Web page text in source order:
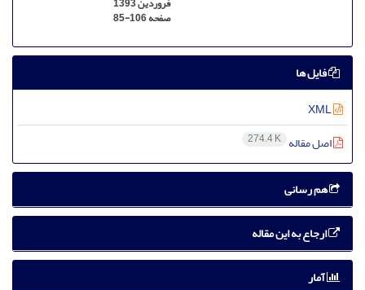
صفحه85-106
فایل ها
اصل مقاله 274.4 K
هم رسانی
ارجاع به این مقاله
آمار